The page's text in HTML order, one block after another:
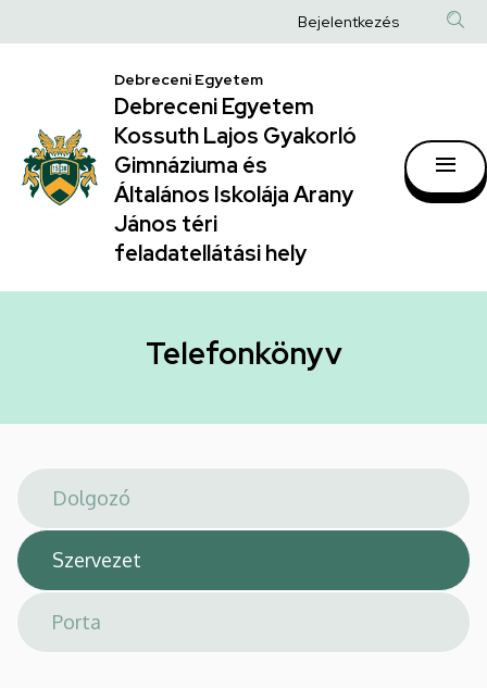
|
Debreceni
Egyetem
Kossuth
Lajos
Gyakorló
Általános
Arany
János
téri
feladatellátási
hely
a
Anonim
fiók
menüje
Bejelentkezés
Debreceni Egyetem
Debreceni Egyetem
Kossuth Lajos Gyakorló
Gimnáziuma és
Általános Iskolája Arany
János téri
feladatellátási hely
Telefonkönyv